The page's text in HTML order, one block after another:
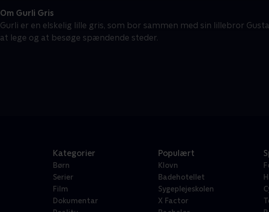
Om Gurli Gris
Gurli er en elskelig lille gris, som bor sammen med sin lillebror
at lege og at besøge spændende steder.
Kategorier
Børn
Serier
Film
Dokumentar
Populært
Klovn
Badehotellet
Sygeplejeskolen
X Factor